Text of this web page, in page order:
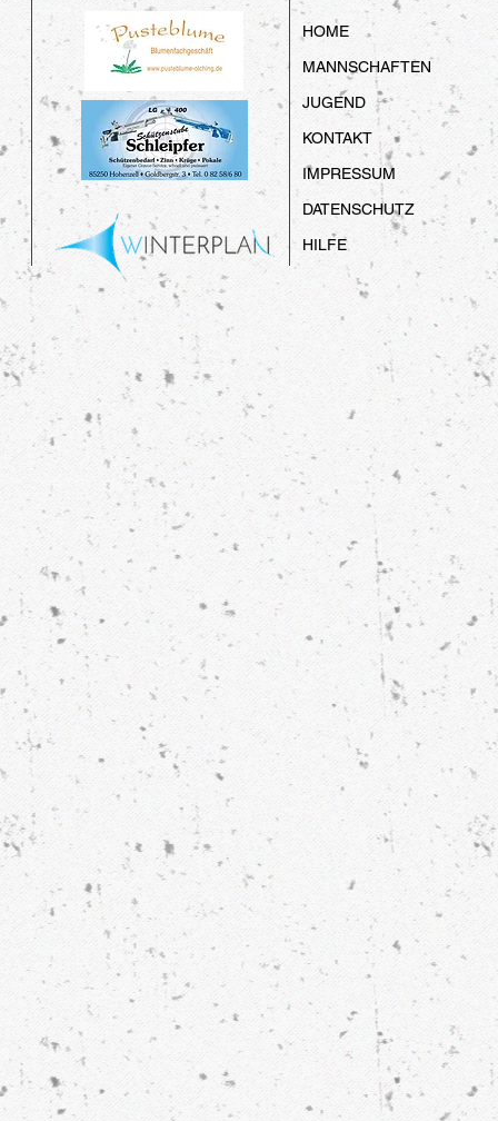
HOME
MANNSCHAFTEN
JUGEND
KONTAKT
IMPRESSUM
DATENSCHUTZ
HILFE